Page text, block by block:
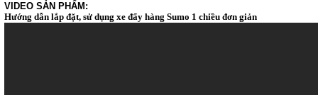
VIDEO SẢN PHẨM:
Hướng dẫn lắp đặt, sử dụng xe đẩy hàng Sumo 1 chiều đơn giản